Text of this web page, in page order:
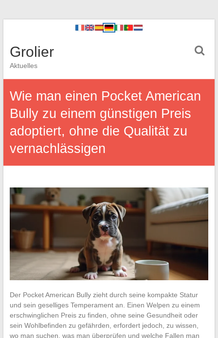
Grolier
Aktuelles
Wie man einen Pocket American
Bully zu einem günstigen Preis
adoptiert, ohne die Qualität zu
vernachlässigen
Der Pocket American Bully zieht durch seine kompakte Statur
und sein geselliges Temperament an. Einen Welpen zu einem
erschwinglichen Preis zu finden, ohne seine Gesundheit oder
sein Wohlbefinden zu gefährden, erfordert jedoch, zu wissen,
wo man suchen, was man überprüfen und welche Fallen man